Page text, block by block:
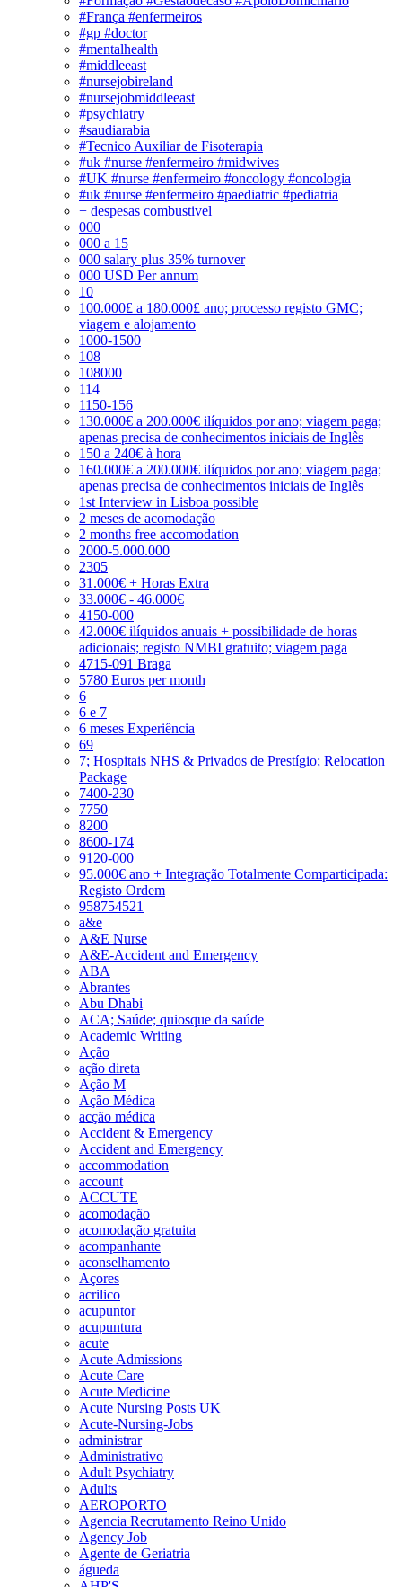
#França #enfermeiros
#gp #doctor
#mentalhealth
#middleeast
#nursejobireland
#nursejobmiddleeast
#psychiatry
#saudiarabia
#Tecnico Auxiliar de Fisoterapia
#uk #nurse #enfermeiro #midwives
#UK #nurse #enfermeiro #oncology #oncologia
#uk #nurse #enfermeiro #paediatric #pediatria
+ despesas combustivel
000
000 a 15
000 salary plus 35% turnover
000 USD Per annum
10
100.000£ a 180.000£ ano; processo registo GMC;
viagem e alojamento
1000-1500
108
108000
114
1150-156
130.000€ a 200.000€ ilíquidos por ano; viagem paga;
apenas precisa de conhecimentos iniciais de Inglês
150 a 240€ à hora
160.000€ a 200.000€ ilíquidos por ano; viagem paga;
apenas precisa de conhecimentos iniciais de Inglês
1st Interview in Lisboa possible
2 meses de acomodação
2 months free accomodation
2000-5.000.000
2305
31.000€ + Horas Extra
33.000€ - 46.000€
4150-000
42.000€ ilíquidos anuais + possibilidade de horas
adicionais; registo NMBI gratuito; viagem paga
4715-091 Braga
5780 Euros per month
6
6 e 7
6 meses Experiência
69
7; Hospitais NHS & Privados de Prestígio; Relocation
Package
7400-230
7750
8200
8600-174
9120-000
95.000€ ano + Integração Totalmente Comparticipada:
Registo Ordem
958754521
a&e
A&E Nurse
A&E-Accident and Emergency
ABA
Abrantes
Abu Dhabi
ACA; Saúde; quiosque da saúde
Academic Writing
Ação
ação direta
Ação M
Ação Médica
acção médica
Accident & Emergency
Accident and Emergency
accommodation
account
ACCUTE
acomodação
acomodação gratuita
acompanhante
aconselhamento
Açores
acrilico
acupuntor
acupuntura
acute
Acute Admissions
Acute Care
Acute Medicine
Acute Nursing Posts UK
Acute-Nursing-Jobs
administrar
Administrativo
Adult Psychiatry
Adults
AEROPORTO
Agencia Recrutamento Reino Unido
Agency Job
Agente de Geriatria
águeda